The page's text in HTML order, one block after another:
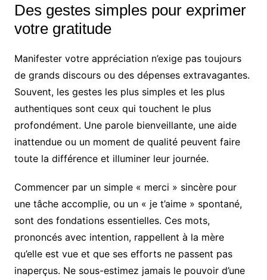
Des gestes simples pour exprimer
votre gratitude
Manifester votre appréciation n’exige pas toujours
de grands discours ou des dépenses extravagantes.
Souvent, les gestes les plus simples et les plus
authentiques sont ceux qui touchent le plus
profondément. Une parole bienveillante, une aide
inattendue ou un moment de qualité peuvent faire
toute la différence et illuminer leur journée.
Commencer par un simple « merci » sincère pour
une tâche accomplie, ou un « je t’aime » spontané,
sont des fondations essentielles. Ces mots,
prononcés avec intention, rappellent à la mère
qu’elle est vue et que ses efforts ne passent pas
inaperçus. Ne sous-estimez jamais le pouvoir d’une